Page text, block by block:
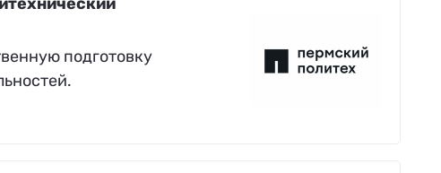
подготовку